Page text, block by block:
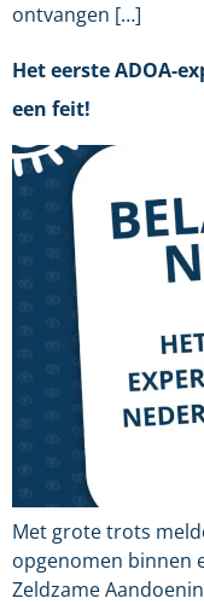
ontvangen […]
Het eerste ADOA-
een feit!
Met grote trots
opgenomen binnen
Zeldzame